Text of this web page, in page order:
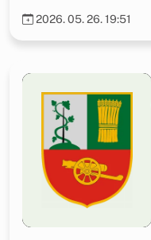
2026. 05. 26. 19:51